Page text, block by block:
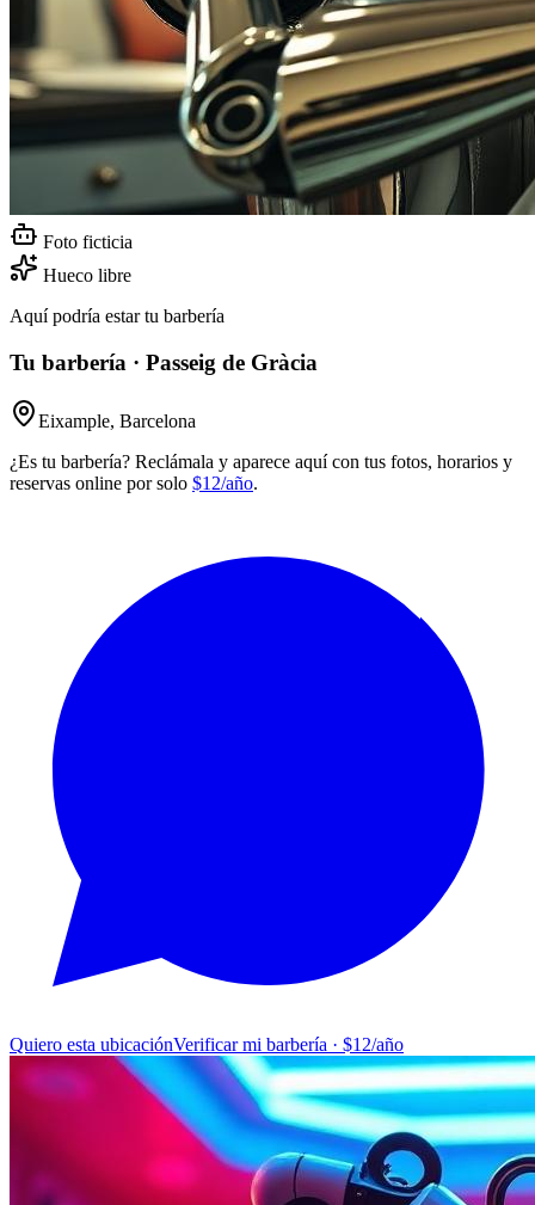
Foto ficticia
Hueco libre
Aquí podría estar tu barbería
Tu barbería · Passeig de Gràcia
Eixample, Barcelona
¿Es tu barbería? Reclámala y aparece aquí con tus fotos, horarios y
reservas online por solo $12/año.
Quiero esta ubicaciónVerificar mi barbería · $12/año